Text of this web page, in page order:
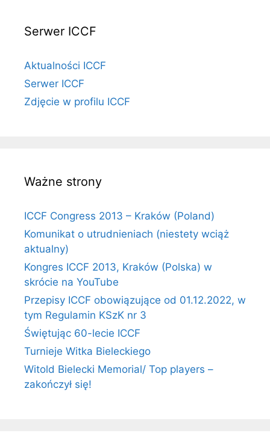
Serwer ICCF
Aktualności ICCF
Serwer ICCF
Zdjęcie w profilu ICCF
Ważne strony
ICCF Congress 2013 – Kraków (Poland)
Komunikat o utrudnieniach (niestety wciąż
aktualny)
Kongres ICCF 2013, Kraków (Polska) w
skrócie na YouTube
Przepisy ICCF obowiązujące od 01.12.2022, w
tym Regulamin KSzK nr 3
Świętując 60-lecie ICCF
Turnieje Witka Bieleckiego
Witold Bielecki Memorial/ Top players –
zakończył się!